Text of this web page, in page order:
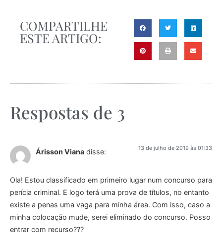
COMPARTILHE
ESTE ARTIGO:
Respostas de 3
Árisson Viana disse: 13 de julho de 2019 às 01:33
Ola! Estou classificado em primeiro lugar num concurso para
perícia criminal. E logo terá uma prova de títulos, no entanto
existe a penas uma vaga para minha área. Com isso, caso a
minha colocação mude, serei eliminado do concurso. Posso
entrar com recurso???